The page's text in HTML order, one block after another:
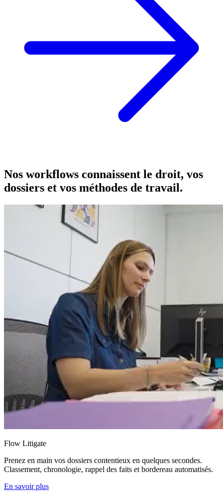
Nos workflows connaissent le droit, vos
dossiers et vos méthodes de travail.
Flow Litigate
Prenez en main vos dossiers contentieux en quelques secondes.
Classement, chronologie, rappel des faits et bordereau automatisés.
En savoir plus